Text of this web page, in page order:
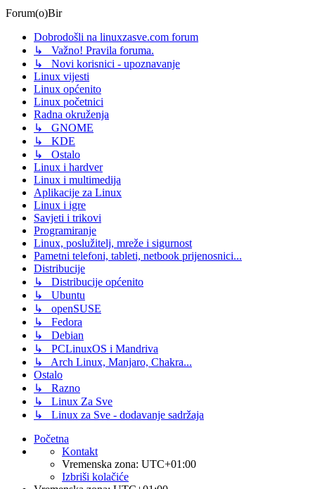
Forum(o)Bir
Dobrodošli na linuxzasve.com forum
↳ Važno! Pravila foruma.
↳ Novi korisnici - upoznavanje
Linux vijesti
Linux općenito
Linux početnici
Radna okruženja
↳ GNOME
↳ KDE
↳ Ostalo
Linux i hardver
Linux i multimedija
Aplikacije za Linux
Linux i igre
Savjeti i trikovi
Programiranje
Linux, poslužitelj, mreže i sigurnost
Pametni telefoni, tableti, netbook prijenosnici...
Distribucije
↳ Distribucije općenito
↳ Ubuntu
↳ openSUSE
↳ Fedora
↳ Debian
↳ PCLinuxOS i Mandriva
↳ Arch Linux, Manjaro, Chakra...
Ostalo
↳ Razno
↳ Linux Za Sve
↳ Linux za Sve - dodavanje sadržaja
Početna
Kontakt
Vremenska zona: UTC+01:00
Izbriši kolačiće